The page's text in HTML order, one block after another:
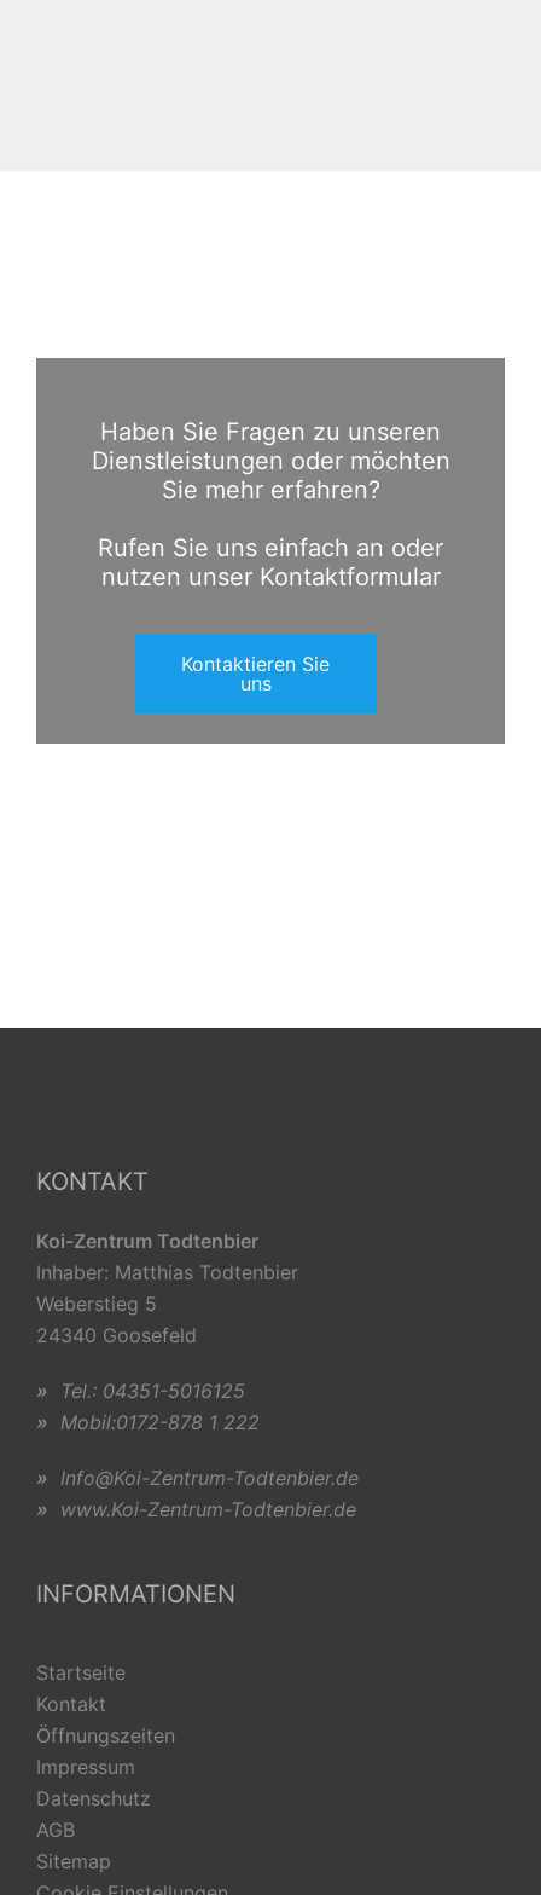
Haben Sie Fragen zu unseren
Dienstleistungen oder möchten
Sie mehr erfahren?
Rufen Sie uns einfach an oder
nutzen unser Kontaktformular
Kontaktieren Sie
uns
KONTAKT
Koi-Zentrum Todtenbier
Inhaber: Matthias Todtenbier
Weberstieg 5
24340 Goosefeld
» Tel.: 04351-5016125
» Mobil:0172-878 1 222
» Info@Koi-Zentrum-Todtenbier.de
» www.Koi-Zentrum-Todtenbier.de
INFORMATIONEN
Startseite
Kontakt
Öffnungszeiten
Impressum
Datenschutz
AGB
Sitemap